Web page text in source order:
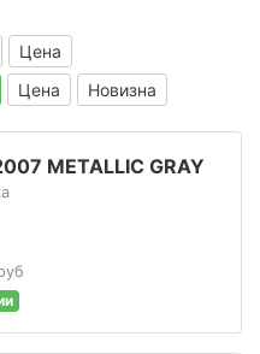
Цена
Цена Новизна
METALLIC GRAY